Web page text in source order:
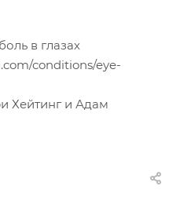
в глазах
conditions/eye-
Хейтинг и Адам